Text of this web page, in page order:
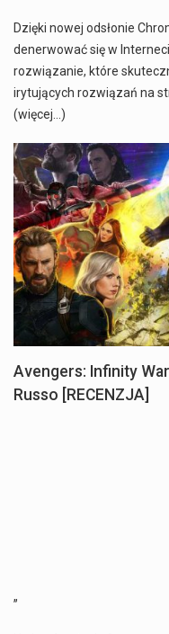
Dzięki nowej odsłonie
denerwować się w
rozwiązanie, które
irytujących rozwiązań na
(więcej…)
Avengers: Infinity
Russo [RECENZJA]
„